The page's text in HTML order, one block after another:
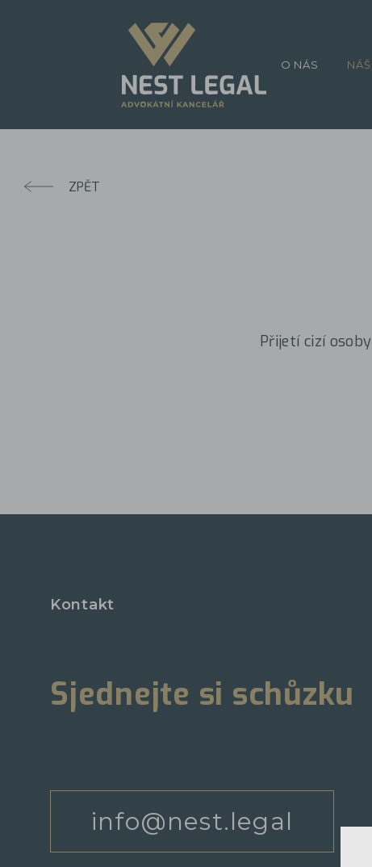
ZPĚT
Přijetí cizí
Kontakt
Sjednejte si schůzku
info@nest.legal
O NÁS